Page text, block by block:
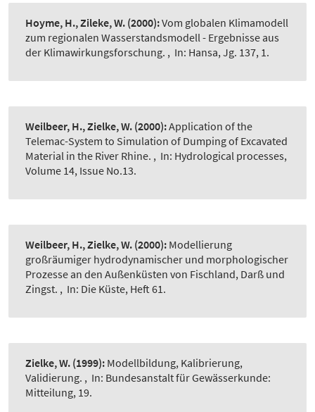
Hoyme, H., Zileke, W. (2000):Vom globalen Klimamodell
zum regionalen Wasserstandsmodell - Ergebnisse aus
der Klimawirkungsforschung. , In: Hansa, Jg. 137, 1.
Weilbeer, H., Zielke, W. (2000):Application of the
Telemac-System to Simulation of Dumping of Excavated
Material in the River Rhine. , In: Hydrological processes,
Volume 14, Issue No.13.
Weilbeer, H., Zielke, W. (2000): Modellierung
großräumiger hydrodynamischer und morphologischer
Prozesse an den Außenküsten von Fischland, Darß und
Zingst. , In: Die Küste, Heft 61.
Zielke, W. (1999): Modellbildung, Kalibrierung,
Validierung. , In: Bundesanstalt für Gewässerkunde:
Mitteilung, 19.